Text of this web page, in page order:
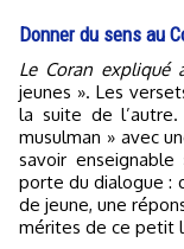
Donner du sens au
Le Coran expliqué
jeunes ». Les
la suite de
musulman » avec
savoir
porte du dialogue :
de jeune, une
mérites de ce petit